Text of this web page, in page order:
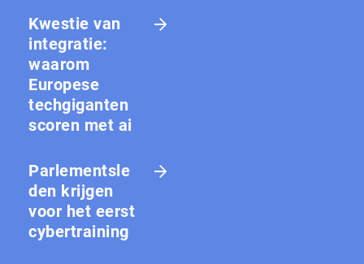
Kwestie van
integratie:
waarom
Europese
techgiganten
scoren met ai
Parlementsle
den krijgen
voor het eerst
cybertraining